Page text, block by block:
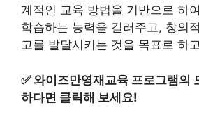
계적인 교육 방법을 기반으로 하
학습하는 능력을 길러주고, 창의
고를 발달시키는 것을 목표로 하
✅ 와이즈만영재교육 프로그램의
하다면 클릭해 보세요!